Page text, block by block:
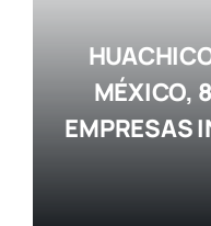
MÉXICO,
EMPRESAS